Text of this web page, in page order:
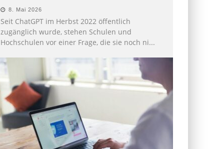
8. Mai 2026
Seit ChatGPT im Herbst 2022 öffentlich
zugänglich wurde, stehen Schulen und
Hochschulen vor einer Frage, die sie noch ni...